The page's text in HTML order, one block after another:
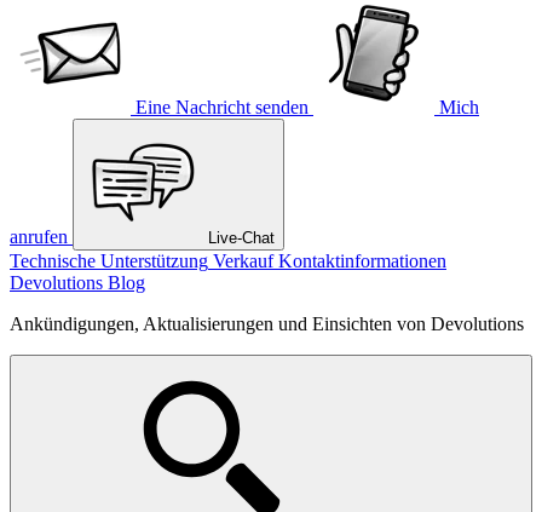
Eine Nachricht senden Mich
anrufen Live-Chat
Technische Unterstützung Verkauf Kontaktinformationen
Devolutions Blog
Ankündigungen, Aktualisierungen und Einsichten von Devolutions